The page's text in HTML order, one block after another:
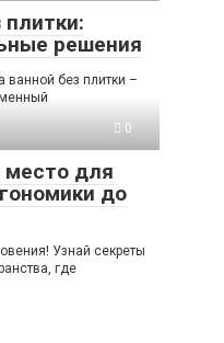
плитки:
решения
ванной без плитки –
0
место для
до
Узнай секреты
где